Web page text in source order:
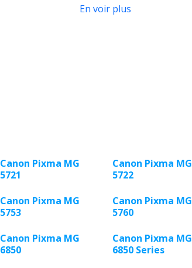
En voir plus
Canon Pixma MG
5721
Canon Pixma MG
5722
Canon Pixma MG
5753
Canon Pixma MG
5760
Canon Pixma MG
6850
Canon Pixma MG
6850 Series